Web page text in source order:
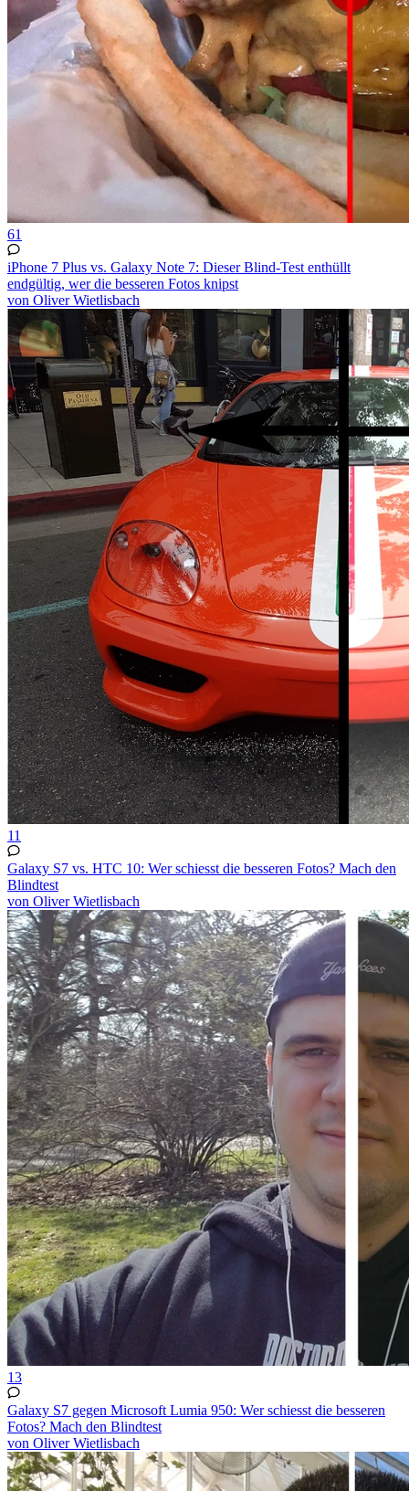
61
iPhone 7 Plus vs. Galaxy Note 7: Dieser Blind-Test enthüllt
endgültig, wer die besseren Fotos knipst
von Oliver Wietlisbach
11
Galaxy S7 vs. HTC 10: Wer schiesst die besseren Fotos? Mach den
Blindtest
von Oliver Wietlisbach
13
Galaxy S7 gegen Microsoft Lumia 950: Wer schiesst die besseren
Fotos? Mach den Blindtest
von Oliver Wietlisbach